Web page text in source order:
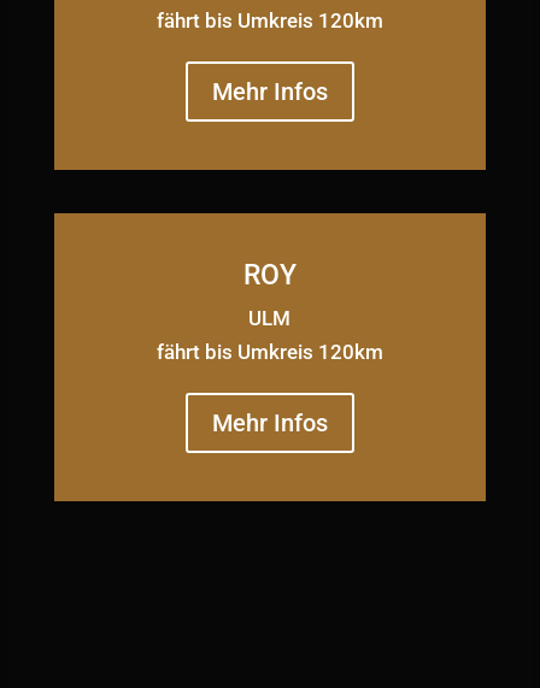
fährt bis Umkreis 120km
Mehr Infos
ROY
ULM
fährt bis Umkreis 120km
Mehr Infos